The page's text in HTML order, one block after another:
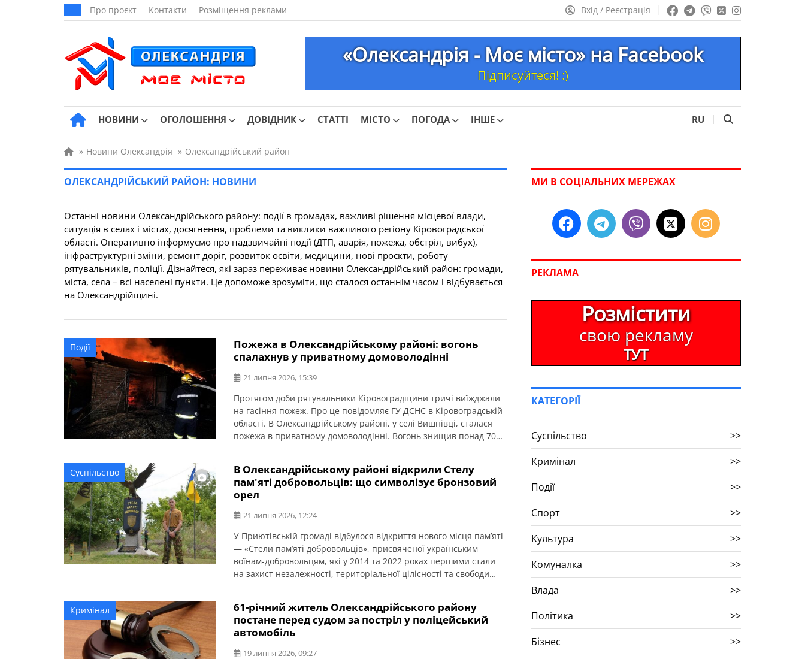
Про проєкт Контакти Розміщення реклами Вхід / Реєстрація
«Олександрія - Моє місто» на Facebook
Підписуйтеся! :)
НОВИНИ ОГОЛОШЕННЯ ДОВІДНИК СТАТТІ МІСТО ПОГОДА ІНШЕ RU
» Новини Олександрія » Олександрійський район
ОЛЕКСАНДРІЙСЬКИЙ РАЙОН: НОВИНИ
Останні новини Олександрійського району: події в громадах, важливі рішення місцевої влади,
ситуація в селах і містах, досягнення, проблеми та виклики важливого регіону Кіровоградської
області. Оперативно інформуємо про надзвичайні події (ДТП, аварія, пожежа, обстріл, вибух),
інфраструктурні зміни, ремонт доріг, розвиток освіти, медицини, нові проєкти, роботу
рятувальників, поліції. Дізнайтеся, які зараз переживає новини Олександрійський район: громади,
міста, села – всі населені пункти. Це допоможе зрозуміти, що сталося останнім часом і відбувається
на Олександрійщині.
Події
Пожежа в Олександрійському районі: вогонь
спалахнув у приватному домоволодінні
21 липня 2026, 15:39
Протягом доби рятувальники Кіровоградщини тричі виїжджали
на гасіння пожеж. Про це повідомляє ГУ ДСНС в Кіровоградській
області. В Олександрійському районі, у селі Вишнівці, сталася
пожежа в приватному домоволодінні. Вогонь знищив понад 70
Суспільство
В Олександрійському районі відкрили Стелу
пам'яті добровольців: що символізує бронзовий
орел
21 липня 2026, 12:24
У Приютівській громаді відбулося відкриття нового місця пам’яті
— «Стели пам’яті добровольців», присвяченої українським
воїнам-добровольцям, які у 2014 та 2022 роках першими стали
на захист незалежності, територіальної цілісності та свободи
доброволець, учасник антитерористичної операції та захисник
України Ігор Погрібний (позивний «Змій»). Саме […]
Кримінал
61-річний житель Олександрійського району
постане перед судом за постріл у поліцейський
автомобіль
19 липня 2026, 09:27
МИ В СОЦІАЛЬНИХ МЕРЕЖАХ
РЕКЛАМА
Розмістити
свою рекламу
ТУТ
КАТЕГОРІЇ
Суспільство
>>
Кримінал
>>
Події
>>
Спорт
>>
Культура
>>
Комуналка
>>
Влада
>>
Політика
>>
Бізнес
>>